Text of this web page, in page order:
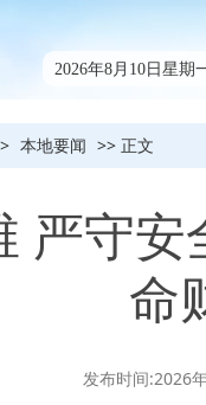
2026年8月10日星期
本地要闻 >> 正文
严守
命
发布时间:2026